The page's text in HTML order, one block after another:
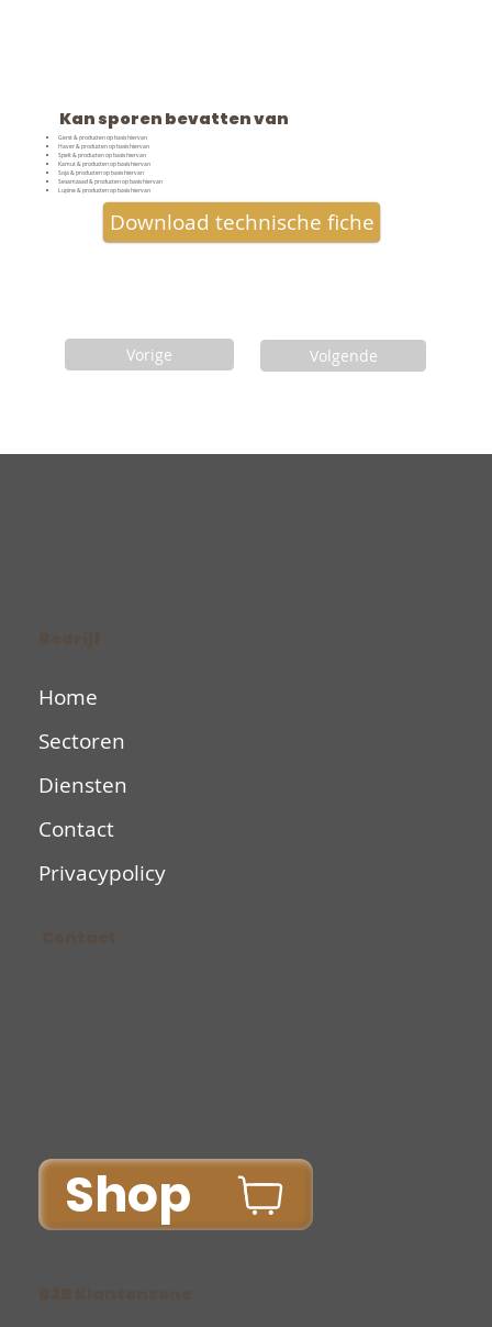
Kan sporen bevatten van
Gerst & producten op basis hiervan
Haver & producten op basis hiervan
Spelt & producten op basis hiervan
Kamut & producten op basis hiervan
Soja & producten op basis hiervan
Sesamzaad & producten op basis hiervan
Lupine & producten op basis hiervan
Download technische fiche
Vorige Volgende
Home
Sectoren
Diensten
Contact
Privacypolicy
Shop